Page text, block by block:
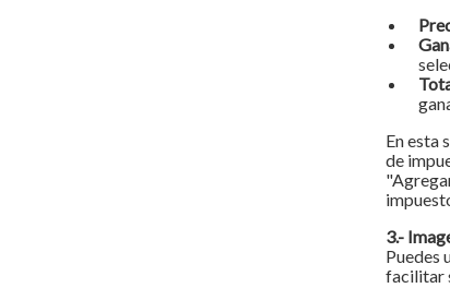
En esta
de
3.-
Puedes
facilitar